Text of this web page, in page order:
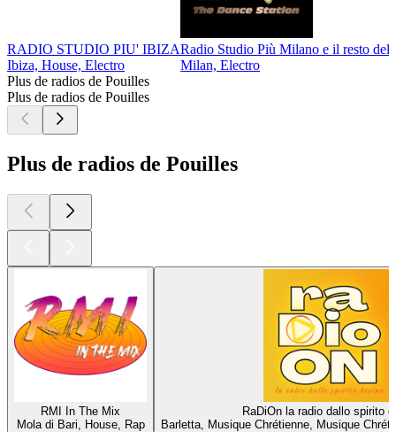
RADIO STUDIO PIU' IBIZA
Ibiza, House, Electro
Radio Studio Più Milano e il resto
Milan, Electro
Plus de radios de Pouilles
Plus de radios de Pouilles
Plus de radios de Pouilles
RMI In The Mix
Mola di Bari, House, Rap
RaDiOn la radio dallo spirito
Barletta, Musique Chrétienne, Musique